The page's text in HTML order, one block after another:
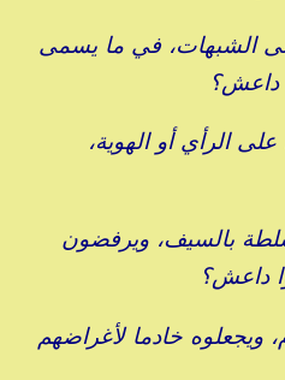
الشبهات، في ما يسمى
داعش؟
الرأي أو الهوية،
بالسيف، ويرفضون
داعش؟
ويجعلوه خادما لأغراضهم